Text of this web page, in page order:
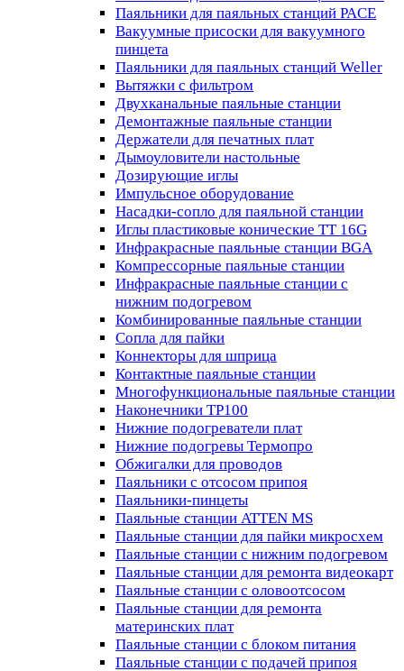
Паяльники для паяльных станций PACE
Вакуумные присоски для вакуумного
пинцета
Паяльники для паяльных станций Weller
Вытяжки с фильтром
Двухканальные паяльные станции
Демонтажные паяльные станции
Держатели для печатных плат
Дымоуловители настольные
Дозирующие иглы
Импульсное оборудование
Насадки-сопло для паяльной станции
Иглы пластиковые конические TT 16G
Инфракрасные паяльные станции BGA
Компрессорные паяльные станции
Инфракрасные паяльные станции с
нижним подогревом
Комбинированные паяльные станции
Сопла для пайки
Коннекторы для шприца
Контактные паяльные станции
Многофункциональные паяльные станции
Наконечники TP100
Нижние подогреватели плат
Нижние подогревы Термопро
Обжигалки для проводов
Паяльники с отсосом припоя
Паяльники-пинцеты
Паяльные станции ATTEN MS
Паяльные станции для пайки микросхем
Паяльные станции с нижним подогревом
Паяльные станции для ремонта видеокарт
Паяльные станции с оловоотсосом
Паяльные станции для ремонта
материнских плат
Паяльные станции с блоком питания
Паяльные станции с подачей припоя